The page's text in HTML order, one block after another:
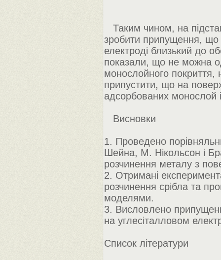
Таким чином, на
зробити припущення, що
електроді близький до
показали, що не можна
монослойного
припустити, що на
адсорбованих монослой
Висновки
1. Проведено
Шейна, М. Нікольсон і
розчинення металу з
2. Отримані
розчинення срібла та
моделями.
3. Висловлено
на углесіталловом
Список літератури